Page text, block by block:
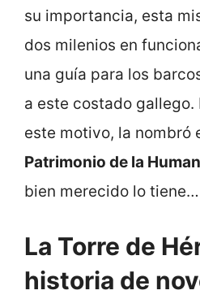
su importancia, esta
dos milenios en
una guía para los
a este costado gallego.
este motivo, la nombró
Patrimonio de la
bien merecido lo tiene…
La Torre de
historia de